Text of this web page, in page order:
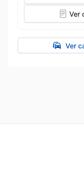
Ver
Ver